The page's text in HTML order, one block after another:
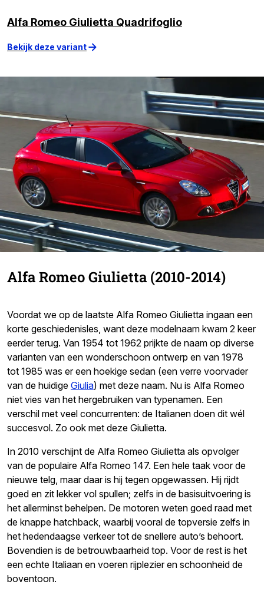
Alfa Romeo Giulietta Quadrifoglio
Bekijk deze variant
Alfa Romeo Giulietta (2010-2014)
Voordat we op de laatste Alfa Romeo Giulietta ingaan een
korte geschiedenisles, want deze modelnaam kwam 2 keer
eerder terug. Van 1954 tot 1962 prijkte de naam op diverse
varianten van een wonderschoon ontwerp en van 1978
tot 1985 was er een hoekige sedan (een verre voorvader
van de huidige Giulia) met deze naam. Nu is Alfa Romeo
niet vies van het hergebruiken van typenamen. Een
verschil met veel concurrenten: de Italianen doen dit wél
succesvol. Zo ook met deze Giulietta.
In 2010 verschijnt de Alfa Romeo Giulietta als opvolger
van de populaire Alfa Romeo 147. Een hele taak voor de
nieuwe telg, maar daar is hij tegen opgewassen. Hij rijdt
goed en zit lekker vol spullen; zelfs in de basisuitvoering is
het allerminst behelpen. De motoren weten goed raad met
de knappe hatchback, waarbij vooral de topversie zelfs in
het hedendaagse verkeer tot de snellere auto’s behoort.
Bovendien is de betrouwbaarheid top. Voor de rest is het
een echte Italiaan en voeren rijplezier en schoonheid de
boventoon.